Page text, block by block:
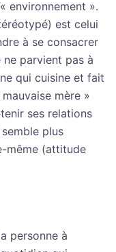
environnement ».
est celui
à se consacrer
parvient pas à
qui cuisine et fait
mère »
ses relations
plus
même (attitude
personne à